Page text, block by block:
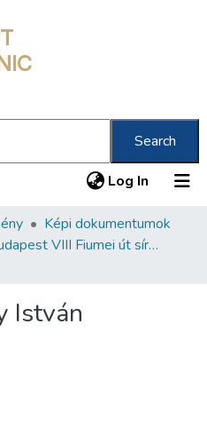
Search
Log In (current)
Képi dokumentumok
Budapest VIII Fiumei út sírkert 2. rész
István